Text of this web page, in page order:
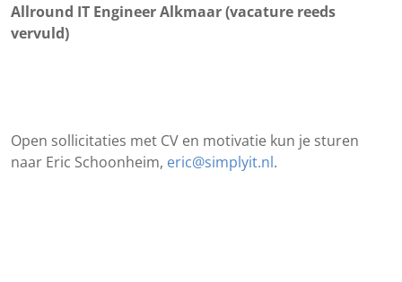
Allround IT Engineer Alkmaar (vacature reeds
vervuld)
Open sollicitaties met CV en motivatie kun je sturen
naar Eric Schoonheim, eric@simplyit.nl.